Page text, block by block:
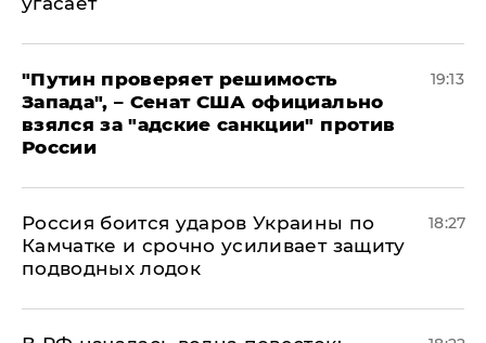
"Путин проверяет решимость
Запада", – Сенат США официально
взялся за "адские санкции" против
России
19:13
Россия боится ударов Украины по
Камчатке и срочно усиливает защиту
подводных лодок
18:27